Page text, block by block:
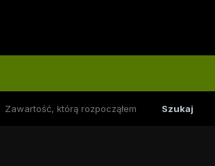
Zawartość, którą rozpocząłem Szukaj